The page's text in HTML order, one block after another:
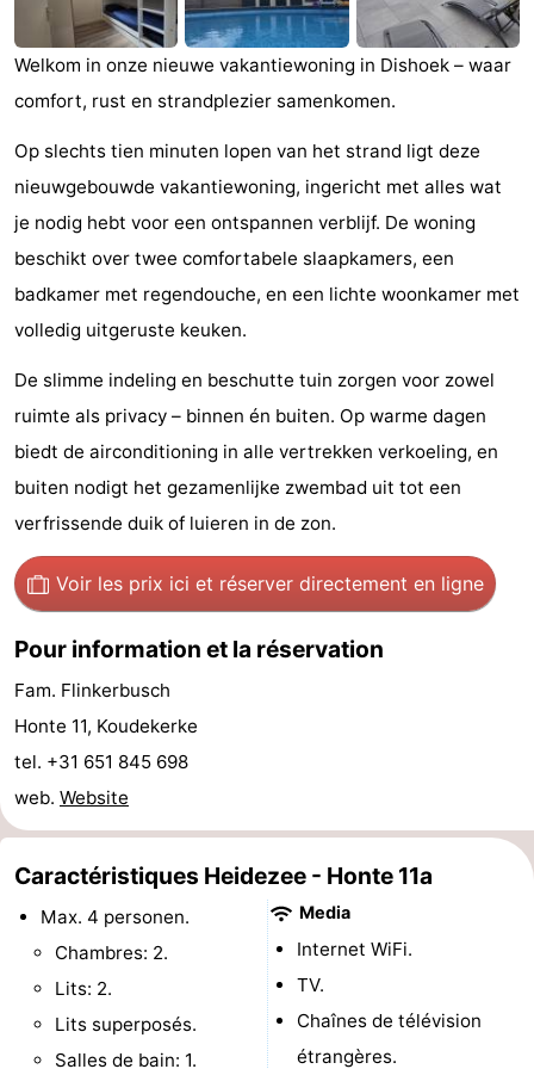
Dishoek
Valkenisse
Strandpark
Westduin
Hôtels
Last
minutes
Plages
Voir
faire
d'intérêt
-
Musées
-
Monuments
-
Points
Attractions
de
Aires
jeux
intérieures
-
de
bien-
être
Villages
&
villes
Nature
Visites
guidées
Sports
Welkom in onze nieuwe vakantiewoning in Dishoek – waar
comfort, rust en strandplezier samenkomen.
Op slechts tien minuten lopen van het strand ligt deze
nieuwgebouwde vakantiewoning, ingericht met alles wat
je nodig hebt voor een ontspannen verblijf. De woning
beschikt over twee comfortabele slaapkamers, een
badkamer met regendouche, en een lichte woonkamer met
volledig uitgeruste keuken.
De slimme indeling en beschutte tuin zorgen voor zowel
ruimte als privacy – binnen én buiten. Op warme dagen
biedt de airconditioning in alle vertrekken verkoeling, en
buiten nodigt het gezamenlijke zwembad uit tot een
verfrissende duik of luieren in de zon.
Voir les prix ici et réserver directement en ligne
Pour information et la réservation
Fam. Flinkerbusch
Honte 11, Koudekerke
tel. +31 651 845 698
web. Website
Caractéristiques Heidezee - Honte 11a
Max. 4 personen.
Chambres: 2.
Lits: 2.
Lits superposés.
Salles de bain: 1.
Media
Internet WiFi.
TV.
Chaînes de télévision
étrangères.